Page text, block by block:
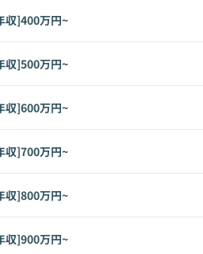
収]400万円~
収]500万円~
収]600万円~
収]700万円~
収]800万円~
収]900万円~